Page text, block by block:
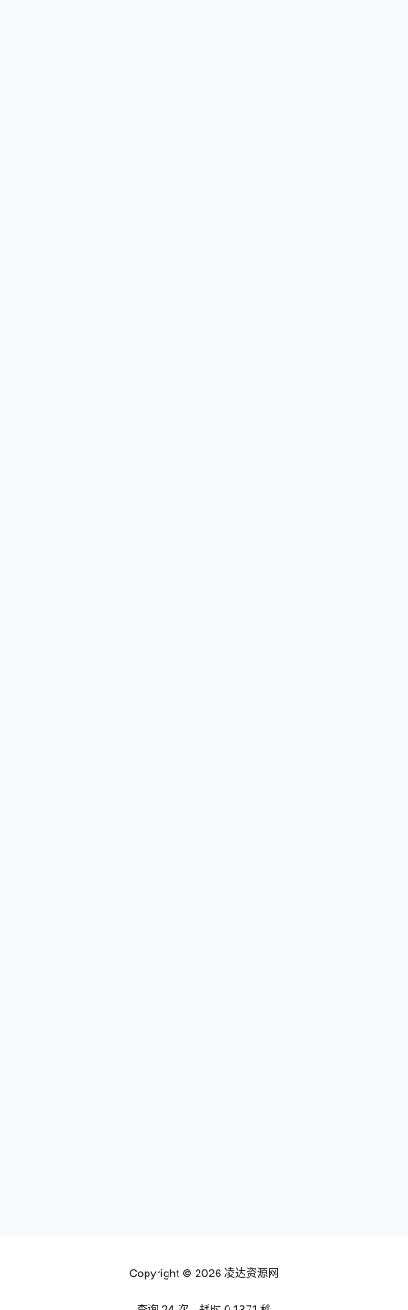
Copyright © 2026 凌达资源网